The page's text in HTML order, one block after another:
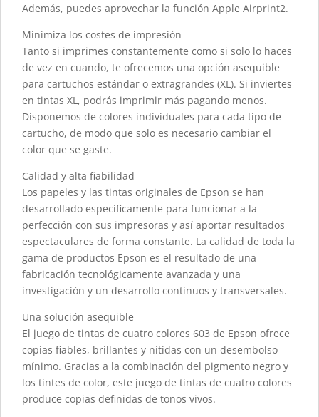
Además, puedes aprovechar la función Apple Airprint2.
Minimiza los costes de impresión
Tanto si imprimes constantemente como si solo lo haces
de vez en cuando, te ofrecemos una opción asequible
para cartuchos estándar o extragrandes (XL). Si inviertes
en tintas XL, podrás imprimir más pagando menos.
Disponemos de colores individuales para cada tipo de
cartucho, de modo que solo es necesario cambiar el
color que se gaste.
Calidad y alta fiabilidad
Los papeles y las tintas originales de Epson se han
desarrollado específicamente para funcionar a la
perfección con sus impresoras y así aportar resultados
espectaculares de forma constante. La calidad de toda la
gama de productos Epson es el resultado de una
fabricación tecnológicamente avanzada y una
investigación y un desarrollo continuos y transversales.
Una solución asequible
El juego de tintas de cuatro colores 603 de Epson ofrece
copias fiables, brillantes y nítidas con un desembolso
mínimo. Gracias a la combinación del pigmento negro y
los tintes de color, este juego de tintas de cuatro colores
produce copias definidas de tonos vivos.